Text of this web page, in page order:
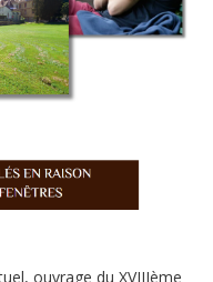
ouvrage du XVIIIème